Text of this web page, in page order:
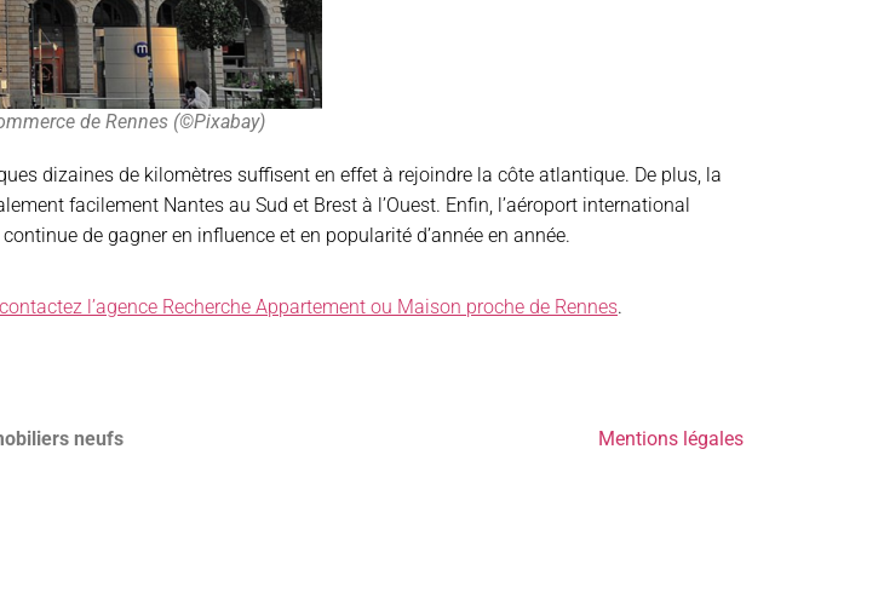
de Rennes (©Pixabay)
dizaines de kilomètres suffisent en effet à rejoindre la côte atlantique. De plus, la
facilement Nantes au Sud et Brest à l’Ouest. Enfin, l’aéroport international
de gagner en influence et en popularité d’année en année.
contactez l’agence Recherche Appartement ou Maison proche de Rennes.
neufs Mentions légales